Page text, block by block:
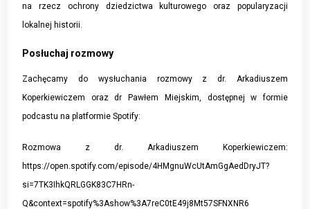
na rzecz ochrony dziedzictwa kulturowego oraz popularyzacji
lokalnej historii.
Posłuchaj rozmowy
Zachęcamy do wysłuchania rozmowy z dr. Arkadiuszem
Koperkiewiczem oraz dr Pawłem Miejskim, dostępnej w formie
podcastu na platformie Spotify:
Rozmowa z dr. Arkadiuszem Koperkiewiczem:
https://open.spotify.com/episode/4HMgnuWcUtAmGgAedDryJT?
si=7TK3IhkQRLGGK83C7HRn-
Q&context=spotify%3Ashow%3A7reC0tE49j8Mt57SFNXNR6